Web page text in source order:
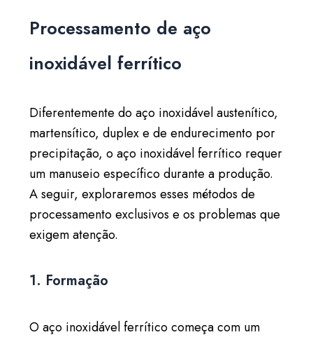
Processamento de aço
inoxidável ferrítico
Diferentemente do aço inoxidável austenítico,
martensítico, duplex e de endurecimento por
precipitação, o aço inoxidável ferrítico requer
um manuseio específico durante a produção.
A seguir, exploraremos esses métodos de
processamento exclusivos e os problemas que
exigem atenção.
1. Formação
O aço inoxidável ferrítico começa com um